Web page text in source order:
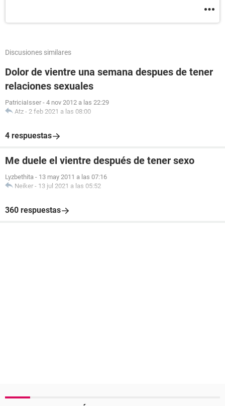
Discusiones similares
Dolor de vientre una semana despues de tener
relaciones sexuales
PatriciaIsser - 4 nov 2012 a las 22:29
Atz - 2 feb 2021 a las 08:00
4 respuestas
Me duele el vientre después de tener sexo
Lyzbethita - 13 may 2011 a las 07:16
Neiker - 13 jul 2021 a las 05:52
360 respuestas